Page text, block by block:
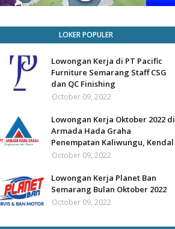
LOKER POPULER
Lowongan Kerja di PT Pacific
Furniture Semarang Staff CSG
dan QC Finishing
October 09, 2022
Lowongan Kerja Oktober 2022 di
Armada Hada Graha
Penempatan Kaliwungu, Kendal
October 09, 2022
Lowongan Kerja Planet Ban
Semarang Bulan Oktober 2022
October 09, 2022